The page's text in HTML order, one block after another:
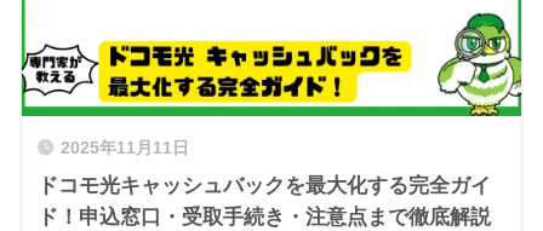
2025年11月11日
ドコモ光キャッシュバックを最大化する完全ガイ
ド！申込窓口・受取手続き・注意点まで徹底解説